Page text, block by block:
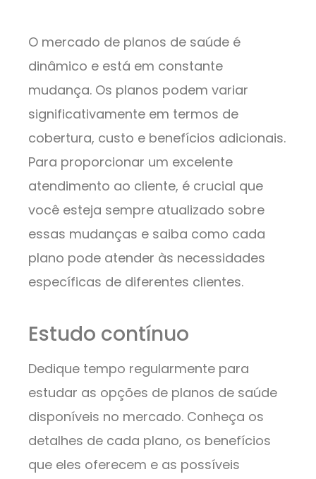
O mercado de planos de saúde é
dinâmico e está em constante
mudança. Os planos podem variar
significativamente em termos de
cobertura, custo e benefícios adicionais.
Para proporcionar um excelente
atendimento ao cliente, é crucial que
você esteja sempre atualizado sobre
essas mudanças e saiba como cada
plano pode atender às necessidades
específicas de diferentes clientes.
Estudo contínuo
Dedique tempo regularmente para
estudar as opções de planos de saúde
disponíveis no mercado. Conheça os
detalhes de cada plano, os benefícios
que eles oferecem e as possíveis